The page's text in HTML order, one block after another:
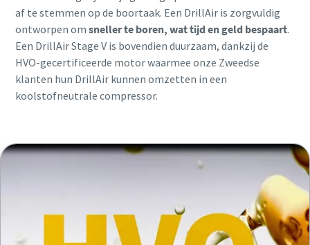
af te stemmen op de boortaak. Een DrillAir is zorgvuldig
ontworpen om sneller te boren, wat tijd en geld bespaart.
Een DrillAir Stage V is bovendien duurzaam, dankzij de
HVO-gecertificeerde motor waarmee onze Zweedse
klanten hun DrillAir kunnen omzetten in een
koolstofneutrale compressor.